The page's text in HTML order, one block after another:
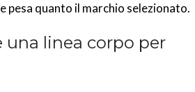
pesa quanto il marchio selezionato.
una linea corpo per